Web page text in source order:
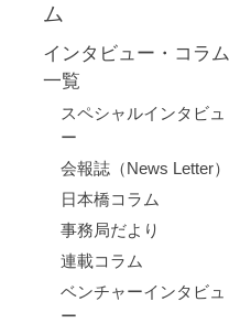
ム
インタビュー・コラム
一覧
スペシャルインタビュ
ー
会報誌（News Letter）
日本橋コラム
事務局だより
連載コラム
ベンチャーインタビュ
ー